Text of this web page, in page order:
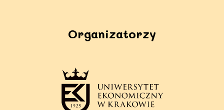
Organizatorzy